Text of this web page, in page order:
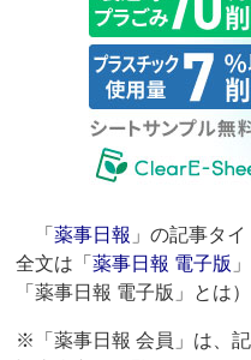
「薬事日報 」の記事タ
全文は「薬事日報 電子版
「薬事日報 電子版」とは）
※「薬事日報 会員」は、